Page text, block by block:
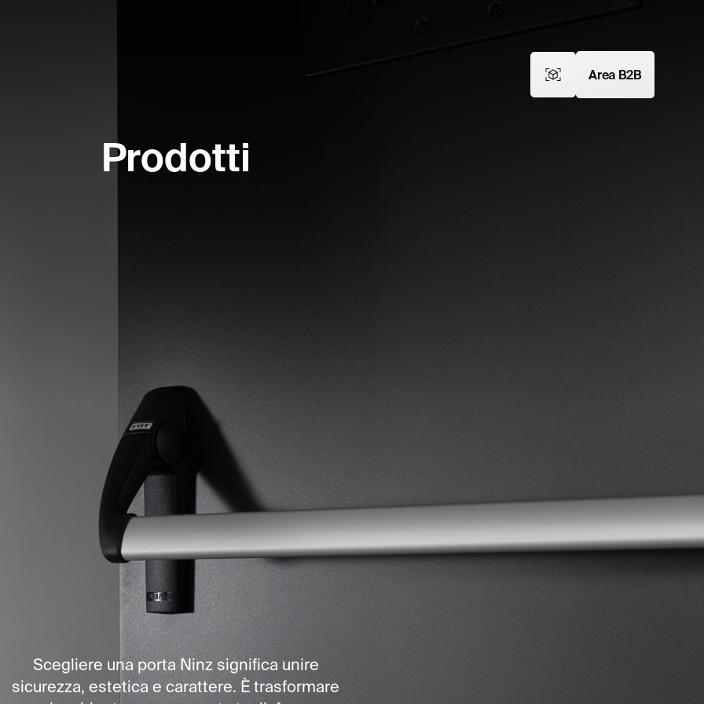
Area B2B
Prodotti
Scegliere una porta Ninz significa unire
sicurezza, estetica e carattere. È trasformare